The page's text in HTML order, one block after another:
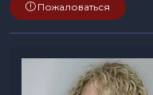
Пожаловаться